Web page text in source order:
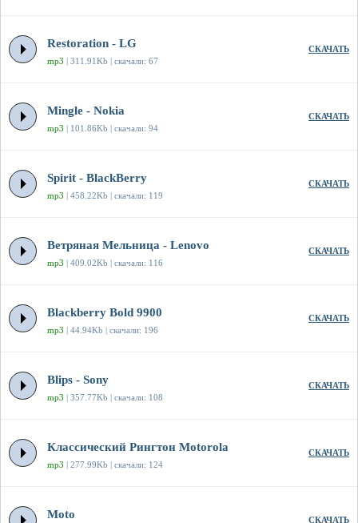
Restoration - LG
mp3 | 311.91Kb | скачали: 67
СКАЧАТЬ
Mingle - Nokia
mp3 | 101.86Kb | скачали: 94
СКАЧАТЬ
Spirit - BlackBerry
mp3 | 458.22Kb | скачали: 119
СКАЧАТЬ
Ветряная Мельница - Lenovo
mp3 | 409.02Kb | скачали: 116
СКАЧАТЬ
Blackberry Bold 9900
mp3 | 44.94Kb | скачали: 196
СКАЧАТЬ
Blips - Sony
mp3 | 357.77Kb | скачали: 108
СКАЧАТЬ
Классический Рингтон Motorola
mp3 | 277.99Kb | скачали: 124
СКАЧАТЬ
Moto СКАЧАТЬ